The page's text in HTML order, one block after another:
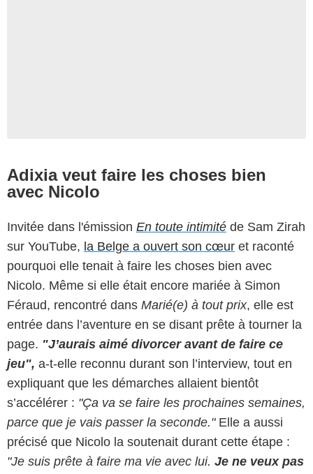
Adixia veut faire les choses bien
avec Nicolo
Invitée dans l'émission En toute intimité de Sam Zirah
sur YouTube, la Belge a ouvert son cœur et raconté
pourquoi elle tenait à faire les choses bien avec
Nicolo. Même si elle était encore mariée à Simon
Féraud, rencontré dans Marié(e) à tout prix, elle est
entrée dans l’aventure en se disant prête à tourner la
page. "J’aurais aimé divorcer avant de faire ce
jeu", a-t-elle reconnu durant son l’interview, tout en
expliquant que les démarches allaient bientôt
s’accélérer : "Ça va se faire les prochaines semaines,
parce que je vais passer la seconde."Elle a aussi
précisé que Nicolo la soutenait durant cette étape :
"Je suis prête à faire ma vie avec lui. Je ne veux pas